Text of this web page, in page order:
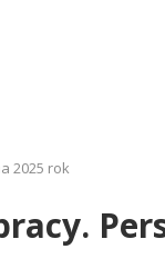
2025 rok